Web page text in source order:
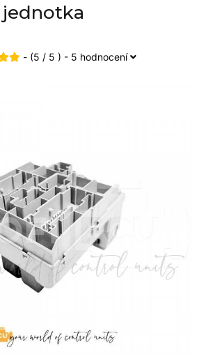
jednotka
- (5 / 5 ) - 5 hodnocení